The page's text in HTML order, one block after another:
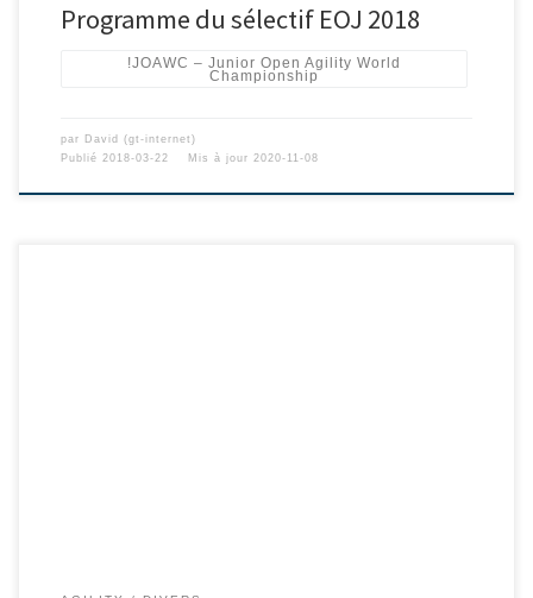
Programme du sélectif EOJ 2018
!JOAWC – Junior Open Agility World
Championship
par David (gt-internet)
Publié 2018-03-22 Mis à jour 2020-11-08